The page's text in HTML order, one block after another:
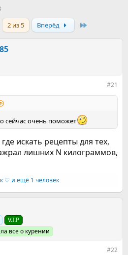
2 из 5 Вперёд
#21
сейчас очень поможет
искать рецепты для тех,
лишних N килограммов,
♡ и ещё 1 человек
V.I.P
все о курении
#22